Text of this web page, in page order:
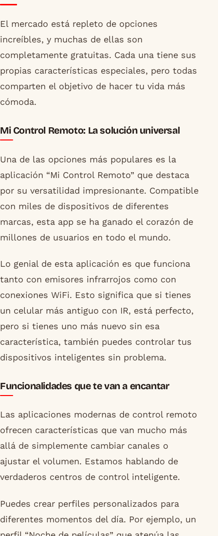
El mercado está repleto de opciones
increíbles, y muchas de ellas son
completamente gratuitas. Cada una tiene sus
propias características especiales, pero todas
comparten el objetivo de hacer tu vida más
cómoda.
Mi Control Remoto: La solución universal
Una de las opciones más populares es la
aplicación “Mi Control Remoto” que destaca
por su versatilidad impresionante. Compatible
con miles de dispositivos de diferentes
marcas, esta app se ha ganado el corazón de
millones de usuarios en todo el mundo.
Lo genial de esta aplicación es que funciona
tanto con emisores infrarrojos como con
conexiones WiFi. Esto significa que si tienes
un celular más antiguo con IR, está perfecto,
pero si tienes uno más nuevo sin esa
característica, también puedes controlar tus
dispositivos inteligentes sin problema.
Funcionalidades que te van a encantar
Las aplicaciones modernas de control remoto
ofrecen características que van mucho más
allá de simplemente cambiar canales o
ajustar el volumen. Estamos hablando de
verdaderos centros de control inteligente.
Puedes crear perfiles personalizados para
diferentes momentos del día. Por ejemplo, un